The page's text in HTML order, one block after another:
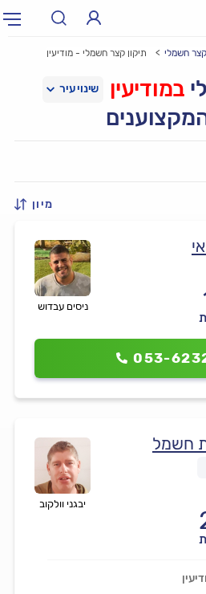
קצר חשמלי תיקון קצר חשמלי - מודיעין
במודיעין
מיון
ניסים עבדוש
053-
יבגני וולקוב
חשמל